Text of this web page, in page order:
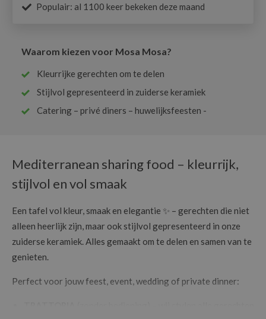
Populair: al 1100 keer bekeken deze maand
Waarom kiezen voor Mosa Mosa?
Kleurrijke gerechten om te delen
Stijlvol gepresenteerd in zuiderse keramiek
Catering – privé diners – huwelijksfeesten -
Mediterranean sharing food – kleurrijk,
stijlvol en vol smaak
Een tafel vol kleur, smaak en elegantie ✨ – gerechten die niet
alleen heerlijk zijn, maar ook stijlvol gepresenteerd in onze
zuiderse keramiek. Alles gemaakt om te delen en samen van te
genieten.
Perfect voor jouw feest, event, wedding of private dinner: